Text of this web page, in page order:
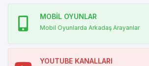
MOBİL OYUNLAR
Mobil Oyunlarda Arkadaş Arayanlar
YOUTUBE KANALLARI